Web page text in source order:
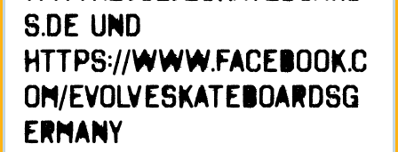
s.de und
https://www.facebook.c
om/EvolveSkateboardsG
ermany